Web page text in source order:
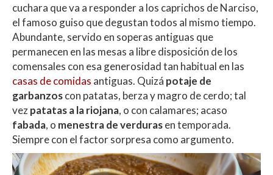
cuchara que va a responder a los caprichos de Narciso,
el famoso guiso que degustan todos al mismo tiempo.
Abundante, servido en soperas antiguas que
permanecen en las mesas a libre disposición de los
comensales con esa generosidad tan habitual en las
casas de comidas antiguas. Quizá potaje de
garbanzoscon patatas, berza y magro de cerdo; tal
vezpatatas a la riojana, o con calamares; acaso
fabada, o menestra de verdurasen temporada.
Siempre con el factor sorpresa como argumento.